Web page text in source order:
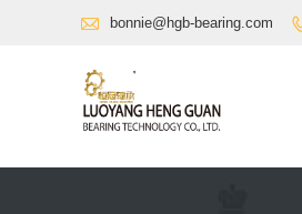
 bonnie@hgb-bearing.com